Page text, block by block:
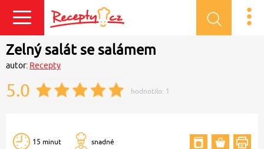
Přihlásit se
Zelný salát se salámem
autor: Recepty
5.0 hodnotilo: 1
15 minut snadné